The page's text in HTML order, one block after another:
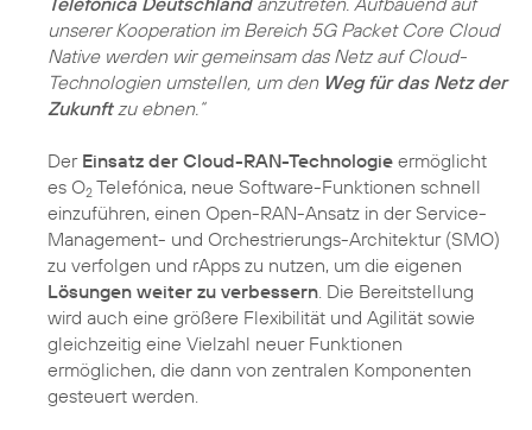
unserer Kooperation im Bereich 5G Packet Core Cloud
Native werden wir gemeinsam das Netz auf Cloud-
Technologien umstellen, um den Weg für das Netz der
Zukunftzu ebnen.“
Der Einsatz der Cloud-RAN-Technologie ermöglicht
es O2 Telefónica, neue Software-Funktionen schnell
einzuführen, einen Open-RAN-Ansatz in der Service-
Management- und Orchestrierungs-Architektur (SMO)
zu verfolgen und rApps zu nutzen, um die eigenen
Lösungen weiter zu verbessern . Die Bereitstellung
wird auch eine größere Flexibilität und Agilität sowie
gleichzeitig eine Vielzahl neuer Funktionen
ermöglichen, die dann von zentralen Komponenten